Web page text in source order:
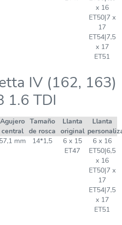
x 16
ET50|7 x
17
ET54|7,5
x 17
ET51
IV (162, 163)
1.6 TDI
Agujero
central
Tamaño
de rosca
Llanta
original
Llanta
57,1 mm 14*1,5
6 x 15
ET47
6 x 16
ET50|6,5
x 16
ET50|7 x
17
ET54|7,5
x 17
ET51